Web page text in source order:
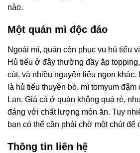
nào.
Một quán mì độc đáo
Ngoài mì, quán còn phục vụ hủ tiếu
Hủ tiếu ở đây thường đầy ắp
cút, và nhiều nguyên liệu ngon khác.
là hủ tiếu thuyền bò, mì tomyum
Lan. Giá cả ở quán không quá rẻ,
đáng với chất lượng món ăn. Tuy
bạn có thể cần phải chờ một chút để
Thông tin liên hệ